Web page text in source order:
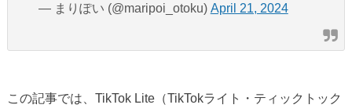
— まりぽい (@maripoi_otoku) April 21, 2024
この記事では、TikTok Lite（TikTokライト・ティックトック